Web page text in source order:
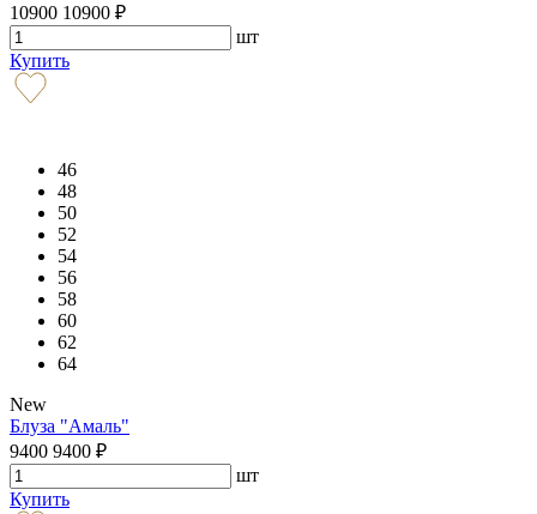
10900 10900 ₽
шт
Купить
46
48
50
52
54
56
58
60
62
64
New
Блуза "Амаль"
9400 9400 ₽
шт
Купить